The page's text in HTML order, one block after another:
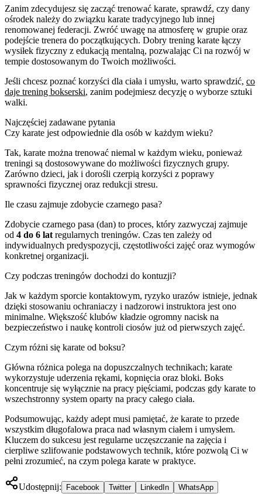
Zanim zdecydujesz się zacząć trenować karate, sprawdź, czy dany
ośrodek należy do związku karate tradycyjnego lub innej
renomowanej federacji. Zwróć uwagę na atmosferę w grupie oraz
podejście trenera do początkujących. Dobry trening karate łączy
wysiłek fizyczny z edukacją mentalną, pozwalając Ci na rozwój w
tempie dostosowanym do Twoich możliwości.
Jeśli chcesz poznać korzyści dla ciała i umysłu, warto sprawdzić, co
daje trening bokserski, zanim podejmiesz decyzję o wyborze sztuki
walki.
Najczęściej zadawane pytania
Czy karate jest odpowiednie dla osób w każdym wieku?
Tak, karate można trenować niemal w każdym wieku, ponieważ
treningi są dostosowywane do możliwości fizycznych grupy.
Zarówno dzieci, jak i dorośli czerpią korzyści z poprawy
sprawności fizycznej oraz redukcji stresu.
Ile czasu zajmuje zdobycie czarnego pasa?
Zdobycie czarnego pasa (dan) to proces, który zazwyczaj zajmuje
od 4 do 6 lat regularnych treningów. Czas ten zależy od
indywidualnych predyspozycji, częstotliwości zajęć oraz wymogów
konkretnej organizacji.
Czy podczas treningów dochodzi do kontuzji?
Jak w każdym sporcie kontaktowym, ryzyko urazów istnieje, jednak
dzięki stosowaniu ochraniaczy i nadzorowi instruktora jest ono
minimalne. Większość klubów kładzie ogromny nacisk na
bezpieczeństwo i naukę kontroli ciosów już od pierwszych zajęć.
Czym różni się karate od boksu?
Główna różnica polega na dopuszczalnych technikach; karate
wykorzystuje uderzenia rękami, kopnięcia oraz bloki. Boks
koncentruje się wyłącznie na pracy pięściami, podczas gdy karate to
wszechstronny system oparty na pracy całego ciała.
Podsumowując, każdy adept musi pamiętać, że karate to przede
wszystkim długofalowa praca nad własnym ciałem i umysłem.
Kluczem do sukcesu jest regularne uczęszczanie na zajęcia i
cierpliwe szlifowanie podstawowych technik, które pozwolą Ci w
pełni zrozumieć, na czym polega karate w praktyce.
Udostępnij: Facebook Twitter LinkedIn WhatsApp